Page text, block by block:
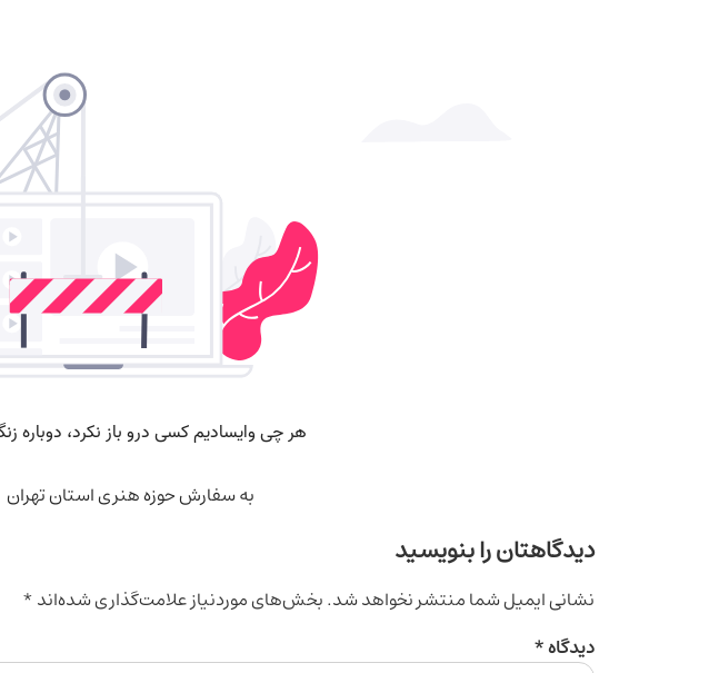
به سفارش حوزه هنری استان تهران
دیدگاهتان را بنویسید
نشانی ایمیل شما منتشر نخواهد شد.بخش‌های موردنیاز علامت‌گذاری شده‌اند*
دیدگاه*